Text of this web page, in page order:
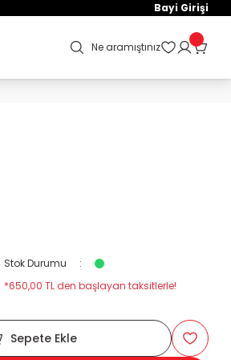
Bayi Girişi
Ne aramıştınız
Stok Durumu
*650,00 TL den başlayan taksitlerle!
Sepete Ekle